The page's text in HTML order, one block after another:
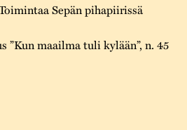
Sepän pihapiirissä
”Kun maailma tuli kylään”, n. 45